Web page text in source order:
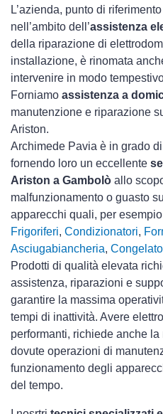
L’azienda, punto di
nell’ambito dell’assistenza
della riparazione di
installazione, è rinomata
intervenire in modo
Forniamo assistenza a
manutenzione e riparazione
Ariston.
Archimede Pavia è in grado
fornendo loro un eccellente
Ariston a Gambolò allo
malfunzionamento o guasto
apparecchi quali, per
Frigoriferi, Condizionatori,
Asciugabiancheria,
Prodotti di qualità elevata
assistenza, riparazioni e
garantire la massima
tempi di inattività. Avere
performanti, richiede anche
dovute operazioni di
funzionamento degli
del tempo.